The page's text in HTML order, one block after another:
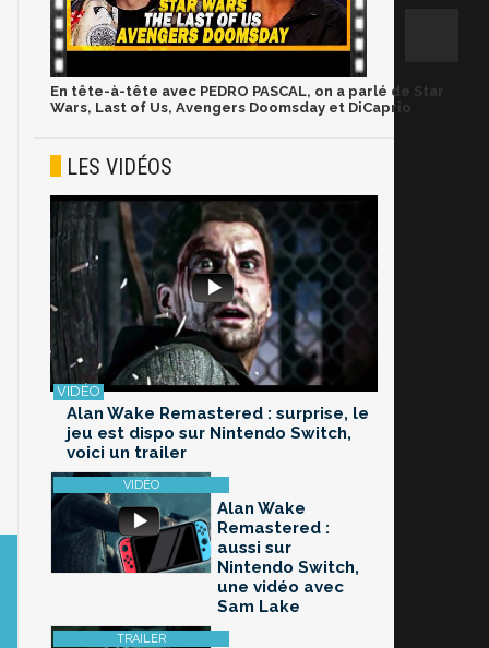
En tête-à-tête avec PEDRO PASCAL, on a parlé de Star
Wars, Last of Us, Avengers Doomsday et DiCaprio
LES VIDÉOS
Alan Wake Remastered : surprise, le
jeu est dispo sur Nintendo Switch,
voici un trailer
Alan Wake
Remastered :
aussi sur
Nintendo Switch,
une vidéo avec
Sam Lake